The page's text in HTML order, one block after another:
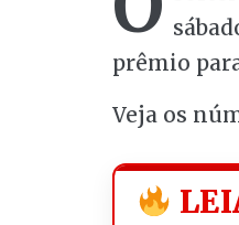
prêmio
Veja os